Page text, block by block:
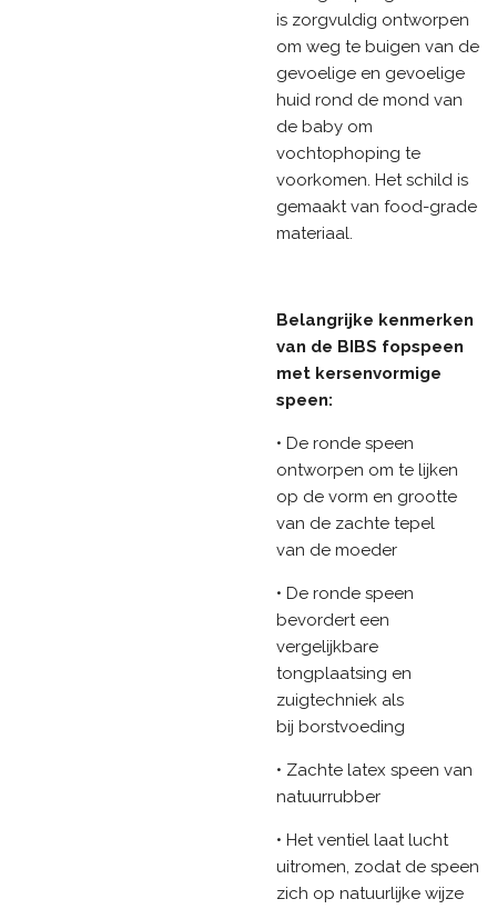
is zorgvuldig ontworpen
om weg te buigen van de
gevoelige en gevoelige
huid rond de mond van
de baby om
vochtophoping te
voorkomen. Het schild is
gemaakt van food-grade
materiaal.
Belangrijke kenmerken
van de BIBS fopspeen
met kersenvormige
speen:
• De ronde speen
ontworpen om te lijken
op de vorm en grootte
van de zachte tepel
van de moeder
• De ronde speen
bevordert een
vergelijkbare
tongplaatsing en
zuigtechniek als
bij borstvoeding
• Zachte latex speen van
natuurrubber
• Het ventiel laat lucht
uitromen, zodat de speen
zich op natuurlijke wijze